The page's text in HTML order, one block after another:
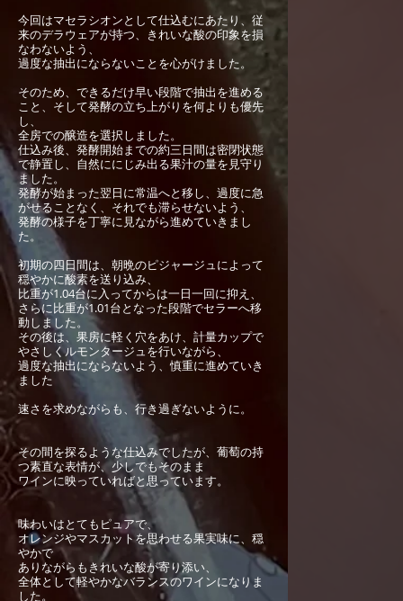
今回はマセラシオンとして仕込むにあたり、従
来のデラウェアが持つ、きれいな酸の印象を損
なわないよう、
過度な抽出にならないことを心がけました。
そのため、できるだけ早い段階で抽出を進める
こと、そして発酵の立ち上がりを何よりも優先
し、
全房での醸造を選択しました。
仕込み後、発酵開始までの約三日間は密閉状態
で静置し、自然ににじみ出る果汁の量を見守り
ました。
発酵が始まった翌日に常温へと移し、過度に急
がせることなく、それでも滞らせないよう、
発酵の様子を丁寧に見ながら進めていきまし
た。
初期の四日間は、朝晩のピジャージュによって
穏やかに酸素を送り込み、
比重が1.04台に入ってからは一日一回に抑え、
さらに比重が1.01台となった段階でセラーへ移
動しました。
その後は、果房に軽く穴をあけ、計量カップで
やさしくルモンタージュを行いながら、
過度な抽出にならないよう、慎重に進めていき
ました
速さを求めながらも、行き過ぎないように。
その間を探るような仕込みでしたが、葡萄の持
つ素直な表情が、少しでもそのまま
ワインに映っていればと思っています。
味わいはとてもピュアで、
オレンジやマスカットを思わせる果実味に、穏
やかで
ありながらもきれいな酸が寄り添い、
全体として軽やかなバランスのワインになりま
した。